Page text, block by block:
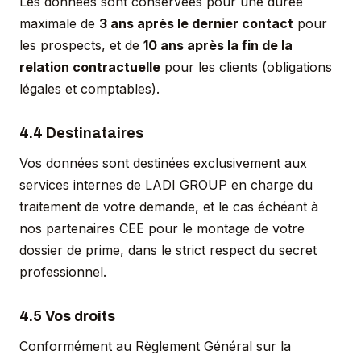
maximale de 3 ans après le dernier contact pour
les prospects, et de 10 ans après la fin de la
relation contractuelle pour les clients (obligations
légales et comptables).
4.4 Destinataires
Vos données sont destinées exclusivement aux
services internes de LADI GROUP en charge du
traitement de votre demande, et le cas échéant à
nos partenaires CEE pour le montage de votre
dossier de prime, dans le strict respect du secret
professionnel.
4.5 Vos droits
Conformément au Règlement Général sur la